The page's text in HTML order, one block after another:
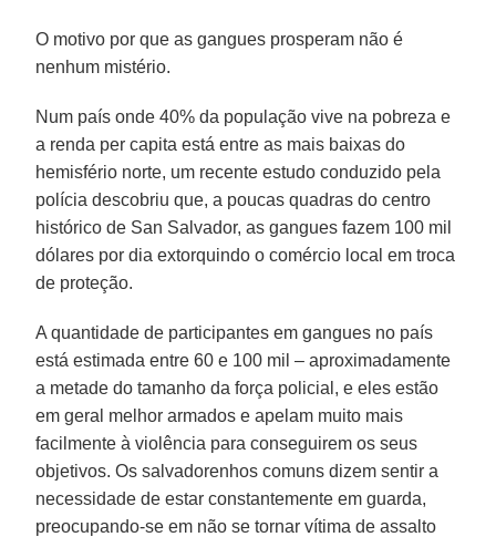
O motivo por que as gangues prosperam não é
nenhum mistério.
Num país onde 40% da população vive na pobreza e
a renda per capita está entre as mais baixas do
hemisfério norte, um recente estudo conduzido pela
polícia descobriu que, a poucas quadras do centro
histórico de San Salvador, as gangues fazem 100 mil
dólares por dia extorquindo o comércio local em troca
de proteção.
A quantidade de participantes em gangues no país
está estimada entre 60 e 100 mil – aproximadamente
a metade do tamanho da força policial, e eles estão
em geral melhor armados e apelam muito mais
facilmente à violência para conseguirem os seus
objetivos. Os salvadorenhos comuns dizem sentir a
necessidade de estar constantemente em guarda,
preocupando-se em não se tornar vítima de assalto